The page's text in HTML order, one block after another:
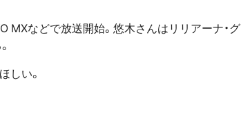
MXなどで放送開始。悠木さんはリリアーナ・グ
しい。